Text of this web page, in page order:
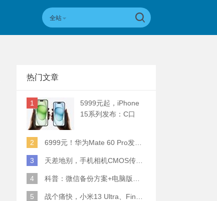
全站
热门文章
1
5999元起，iPhone
15系列发布：C口
2
6999元！华为Mate 60 Pro发布：麒麟9000S+卫星通话 (附初步跑分)
3 天差地别，手机相机CMOS传感器实际面积对比
4 科普：微信备份方案+电脑版丢失数据恢复指南
5 战个痛快，小米13 Ultra、Find X6 Pro、vivo X90 Pro+、小米12SU拍照横评